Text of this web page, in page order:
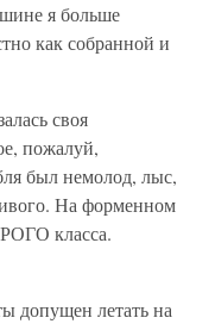
я больше
как собранной и
своя
пожалуй,
был немолод, лыс,
На форменном
класса.
допущен летать на